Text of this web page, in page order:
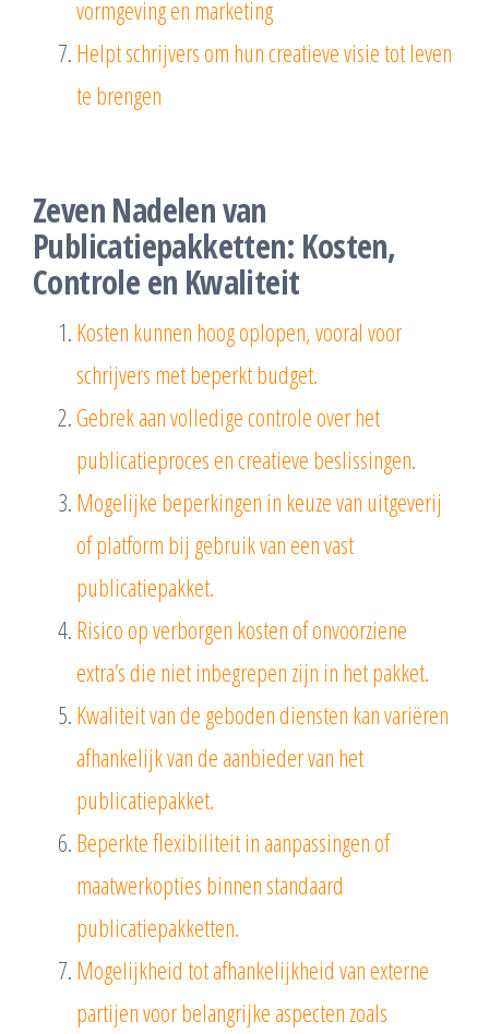
vormgeving en marketing
Helpt schrijvers om hun creatieve visie tot leven
te brengen
Zeven Nadelen van
Publicatiepakketten: Kosten,
Controle en Kwaliteit
Kosten kunnen hoog oplopen, vooral voor
schrijvers met beperkt budget.
Gebrek aan volledige controle over het
publicatieproces en creatieve beslissingen.
Mogelijke beperkingen in keuze van uitgeverij
of platform bij gebruik van een vast
publicatiepakket.
Risico op verborgen kosten of onvoorziene
extra’s die niet inbegrepen zijn in het pakket.
Kwaliteit van de geboden diensten kan variëren
afhankelijk van de aanbieder van het
publicatiepakket.
Beperkte flexibiliteit in aanpassingen of
maatwerkopties binnen standaard
publicatiepakketten.
Mogelijkheid tot afhankelijkheid van externe
partijen voor belangrijke aspecten zoals